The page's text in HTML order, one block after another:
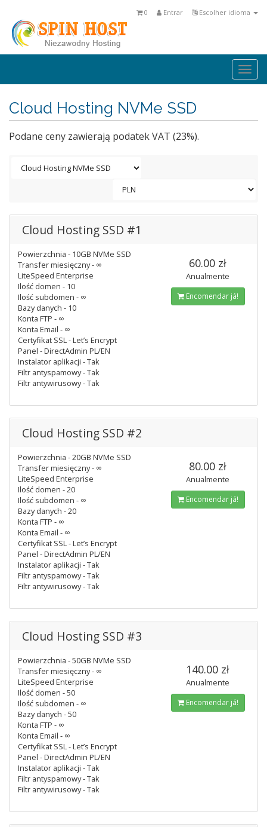
Escolher idioma
Entrar
0
Cloud Hosting NVMe SSD
Podane ceny zawierają podatek VAT (23%).
Cloud Hosting SSD #1
Powierzchnia - 10GB NVMe SSD
Transfer miesięczny - ∞
LiteSpeed Enterprise
Ilość domen - 10
Ilość subdomen - ∞
Bazy danych - 10
Konta FTP - ∞
Konta Email - ∞
Certyfikat SSL - Let’s Encrypt
Panel - DirectAdmin PL/EN
Instalator aplikacji - Tak
Filtr antyspamowy - Tak
Filtr antywirusowy - Tak
60.00 zł
Anualmente
Encomendar já!
Cloud Hosting SSD #2
Powierzchnia - 20GB NVMe SSD
Transfer miesięczny - ∞
LiteSpeed Enterprise
Ilość domen - 20
Ilość subdomen - ∞
Bazy danych - 20
Konta FTP - ∞
Konta Email - ∞
Certyfikat SSL - Let’s Encrypt
Panel - DirectAdmin PL/EN
Instalator aplikacji - Tak
Filtr antyspamowy - Tak
Filtr antywirusowy - Tak
80.00 zł
Anualmente
Encomendar já!
Cloud Hosting SSD #3
Powierzchnia - 50GB NVMe SSD
Transfer miesięczny - ∞
LiteSpeed Enterprise
Ilość domen - 50
Ilość subdomen - ∞
Bazy danych - 50
Konta FTP - ∞
Konta Email - ∞
Certyfikat SSL - Let’s Encrypt
Panel - DirectAdmin PL/EN
Instalator aplikacji - Tak
Filtr antyspamowy - Tak
Filtr antywirusowy - Tak
140.00 zł
Anualmente
Encomendar já!